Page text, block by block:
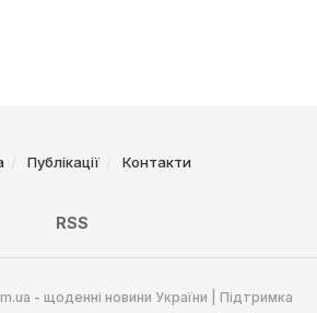
Публікації Контакти
RSS
- щоденні новини України | Підтримка